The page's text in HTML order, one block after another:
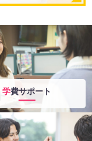
学費サポート